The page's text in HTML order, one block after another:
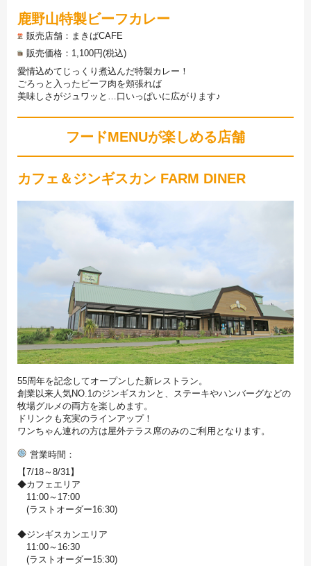
鹿野山特製ビーフカレー
販売店舗
まきばCAFE
販売価格
1,100円(税込)
愛情込めてじっくり煮込んだ特製カレー！
ごろっと入ったビーフ肉を頬張れば
美味しさがジュワッと…口いっぱいに広がります♪
フードMENUが楽しめる店舗
カフェ＆ジンギスカン FARM DINER
55周年を記念してオープンした新レストラン。
創業以来人気NO.1のジンギスカンと、ステーキやハンバーグなどの
牧場グルメの両方を楽しめます。
ドリンクも充実のラインアップ！
ワンちゃん連れの方は屋外テラス席のみのご利用となります。
営業時間
【7/18～8/31】
◆カフェエリア
11:00～17:00
(ラストオーダー16:30)
◆ジンギスカンエリア
11:00～16:30
(ラストオーダー15:30)